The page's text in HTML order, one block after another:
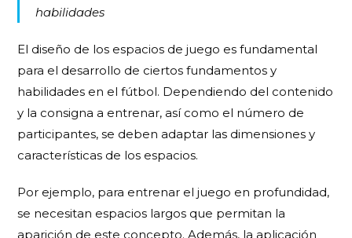
habilidades
El diseño de los espacios de juego es fundamental
para el desarrollo de ciertos fundamentos y
habilidades en el fútbol. Dependiendo del contenido
y la consigna a entrenar, así como el número de
participantes, se deben adaptar las dimensiones y
características de los espacios.
Por ejemplo, para entrenar el juego en profundidad,
se necesitan espacios largos que permitan la
aparición de este concepto. Además, la aplicación